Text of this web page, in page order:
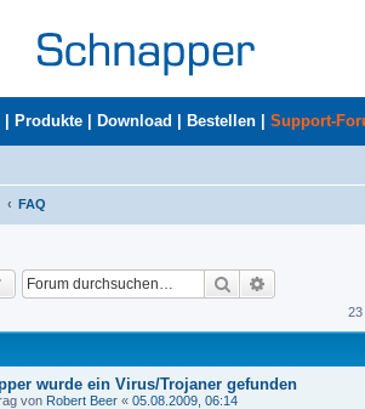
Produkte Download Bestellen Support-
FAQ
Suche
23
wurde ein Virus/Trojaner gefunden
von Robert Beer « 05.08.2009, 06:14